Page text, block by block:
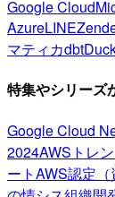
Google Cloud
AzureLINE
マティカdbt
特集やシリーズ
Google Cloud
2024AWSトレ
ートAWS認定（